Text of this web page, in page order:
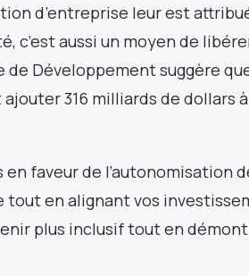
d’entreprise leur est
c’est aussi un moyen de
Développement suggère
316 milliards de dollars
faveur de l’autonomisation
en alignant vos
plus inclusif tout en
grâce à
plus de
le